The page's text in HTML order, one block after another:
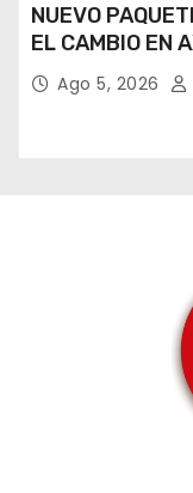
NUEVO
EL CAMBIO EN
Ago 5, 2026